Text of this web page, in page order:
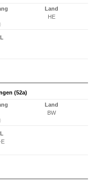
Land
HE
(52a)
Land
BW